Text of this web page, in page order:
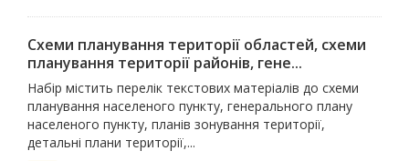
Схеми планування території областей, схеми
планування території районів, гене...
Набір містить перелік текстових матеріалів до схеми
планування населеного пункту, генерального плану
населеного пункту, планів зонування території,
детальні плани території,...